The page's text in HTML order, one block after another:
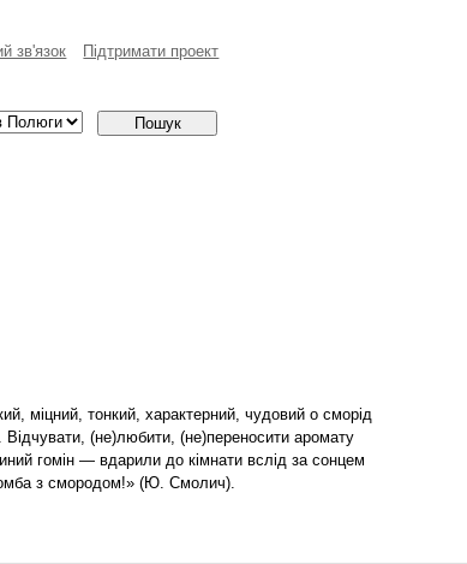
зв'язок Пiдтримати проект
міцний, тонкий, характерний, чудовий о сморід
(не)любити, (не)переносити аромату
гомін — вдарили до кімнати вслід за сонцем
з смородом!» (Ю. Смолич).